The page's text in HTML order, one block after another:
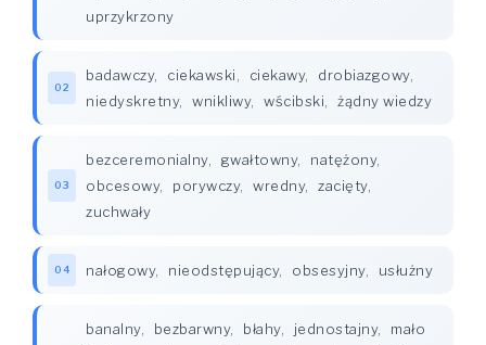
uprzykrzony
02
badawczy, ciekawski ciekawy, drobiazgowy,
niedyskretny, wnikliwy, wścibski żądny wiedzy
03
bezceremonialny, gwałtowny, natężony,
obcesowy, porywczy, wredny, zacięty,
zuchwały
04 nałogowy, nieodstępujący, obsesyjny, usłużny
banalny, bezbarwny, błahy, jednostajny,
mało